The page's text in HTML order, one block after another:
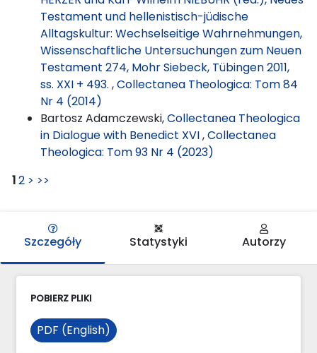
Testament und hellenistisch-jüdische
Alltagskultur: Wechselseitige Wahrnehmungen,
Wissenschaftliche Untersuchungen zum Neuen
Testament 274, Mohr Siebeck, Tübingen 2011,
ss. XXI + 493. ,Collectanea Theologica: Tom 84
Nr 4 (2014)
Bartosz Adamczewski,Collectanea Theologica
in Dialogue with Benedict XVI,Collectanea
Theologica: Tom 93 Nr 4 (2023)
12 > >>
Szczegóły Statystyki Autorzy
POBIERZ PLIKI
PDF (English)